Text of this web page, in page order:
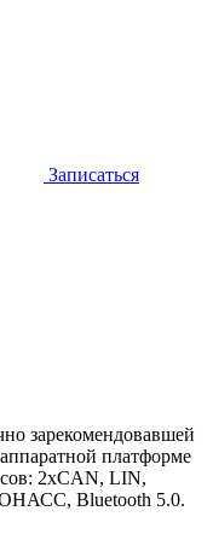
Записаться
зарекомендовавшей
платформе
2хCAN, LIN,
Bluetooth 5.0.